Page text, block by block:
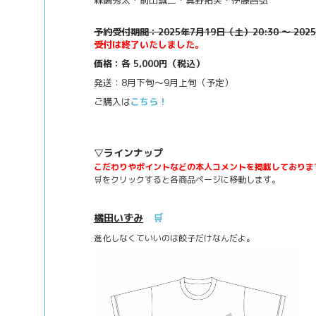
予約受付期間：2025年7月19日（土）20:30 ～
受付は終了いたしました。
価格：各 5,000円（税込）
発送：8月下旬～9月上旬（予定）
ご購入はこちら！
▽ラインナップ
こだわりやポイントなどの本人コメントを掲載しており
🛒をクリックすると各商品ページに移動します。
橘田いずみ 🛒
進化しなくていいのは餃子だけなんだよ。